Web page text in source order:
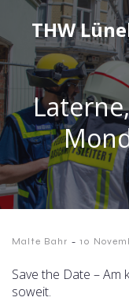
THW
Malte Bahr - 10
Save the Date – Am
soweit.